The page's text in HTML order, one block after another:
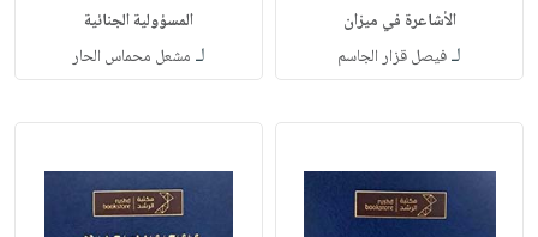
الأشاعرة في ميزان
لـفيصل قزار الجاسم
المسؤولية الجنائية
لـ مشعل محماس الحار